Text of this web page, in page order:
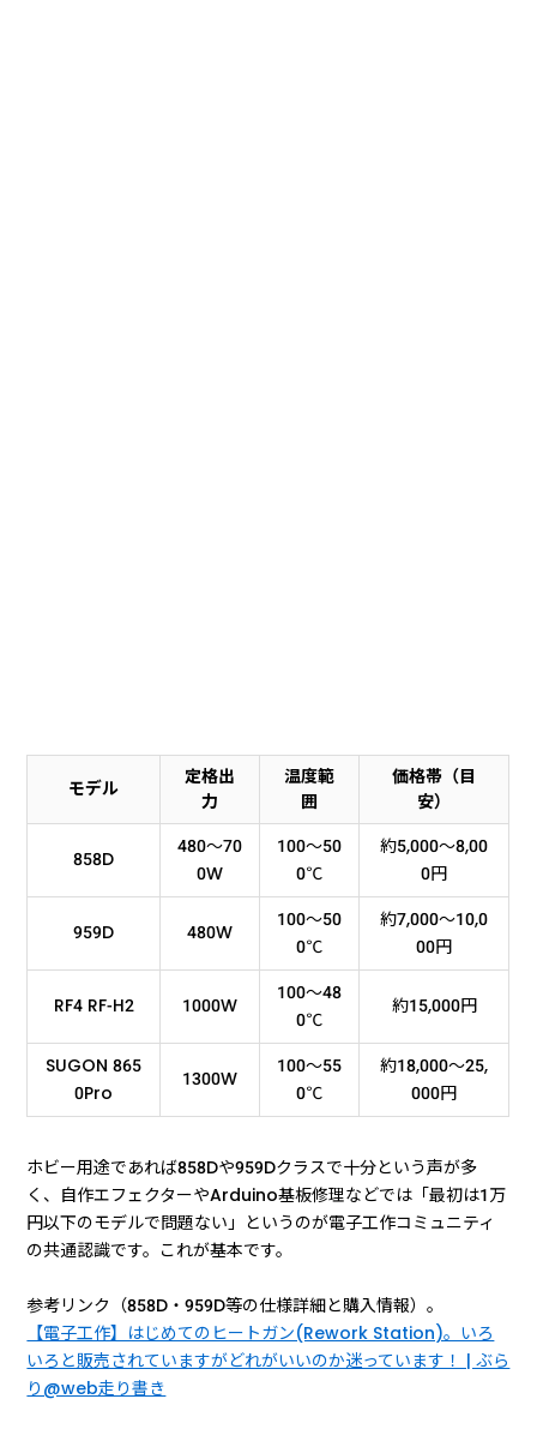
モデル
定格出
力
温度範
囲
価格帯（目
安）
858D
480〜70
0W
100〜50
0℃
約5,000〜8,00
0円
959D 480W
100〜50
0℃
約7,000〜10,0
00円
RF4 RF-H2 1000W
100〜48
0℃
約15,000円
SUGON 865
0Pro
1300W
100〜55
0℃
約18,000〜25,
000円
ホビー用途であれば858Dや959Dクラスで十分という声が多
く、自作エフェクターやArduino基板修理などでは「最初は1万
円以下のモデルで問題ない」というのが電子工作コミュニティ
の共通認識です。これが基本です。
参考リンク（858D・959D等の仕様詳細と購入情報）。
【電子工作】はじめてのヒートガン(Rework Station)。いろ
いろと販売されていますがどれがいいのか迷っています！ | ぶら
り@web走り書き